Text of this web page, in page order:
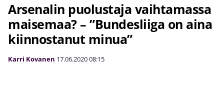
Arsenalin puolustaja vaihtamassa
maisemaa? – ”Bundesliiga on aina
kiinnostanut minua”
Karri Kovanen 17.06.202008:15